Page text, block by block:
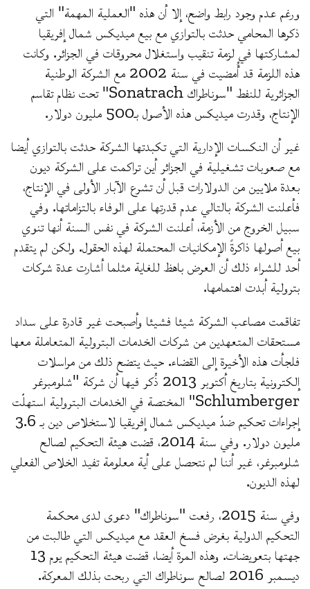
ورغم عدم وجود رابط واضح، إلا أن هذه "العملية المهمة" التي
ذكرها المحامي حدثت بالتوازي مع بيع ميديكس شمال إفريقيا
لمشاركتها في لزمة تنقيب واستغلال محروقات في الجزائر. وكانت
هذه اللزمة قد أُمضيت في سنة 2002 مع الشركة الوطنية
الجزائرية للنفط "سوناطراك Sonatrach" تحت نظام تقاسم
الإنتاج، وقدرت ميديكس هذه الأصول بـ500 مليون دولار.
غير أن النكسات الإدارية التي تكبدتها الشركة حدثت بالتوازي أيضا
مع صعوبات تشغيلية في الجزائر أين تراكمت على الشركة ديون
بعدة ملايين من الدولارات قبل أن تشرع الآبار الأولى في الإنتاج،
فأعلنت الشركة بالتالي عدم قدرتها على الوفاء بالتزاماتها. وفي
سبيل الخروج من الأزمة، أعلنت الشركة في نفس السنة أنها تنوي
بيع أصولها ذاكرةً الإمكانيات المحتملة لهذه الحقول. ولكن لم يتقدم
أحد للشراء ذلك أن العرض باهظ للغاية مثلما أشارت عدة شركات
بترولية أبدت اهتمامها.
تفاقمت مصاعب الشركة شيئا فشيئا وأصبحت غير قادرة على سداد
مستحقات المتعهدين من شركات الخدمات البترولية المتعاملة معها
فلجأت هذه الأخيرة إلى القضاء. حيث يتضح ذلك من مراسلات
إلكترونية بتاريخ أكتوبر 2013 ذُكر فيها أن شركة "شلومبرغر
Schlumberger" المختصة في الخدمات البترولية استهلّت
إجراءات تحكيم ضدّ ميديكس شمال إفريقيا لاستخلاص دين بـ 3.6
مليون دولار. وفي سنة 2014، قضت هيئة التحكيم لصالح
شلومبرغر، غير أننا لم نتحصل على أية معلومة تفيد الخلاص الفعلي
لهذه الديون.
وفي سنة 2015، رفعت "سوناطراك" دعوى لدى محكمة
التحكيم الدولية بغرض فسخ العقد مع ميديكس التي طالبت من
جهتها بتعويضات. وهذه المرة أيضا، قضت هيئة التحكيم يوم 13
ديسمبر 2016 لصالح سوناطراك التي ربحت بذلك المعركة.